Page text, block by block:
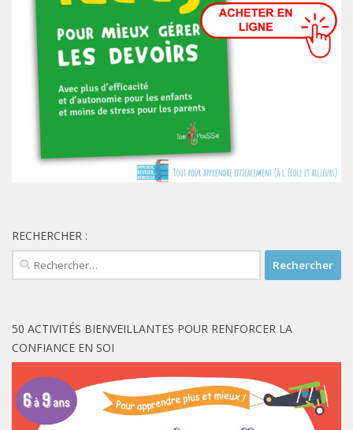
RECHERCHER :
Rechercher :
50 ACTIVITÉS BIENVEILLANTES POUR RENFORCER LA
CONFIANCE EN SOI